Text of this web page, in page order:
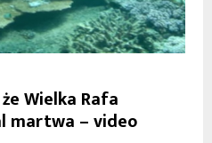
Wielka Rafa
martwa – video